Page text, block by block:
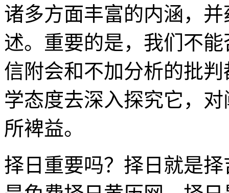
诸多方面丰富的内涵，
述。重要的是，我们不
信附会和不加分析的批
学态度去深入探究它，
所裨益。
择日重要吗？择日就是